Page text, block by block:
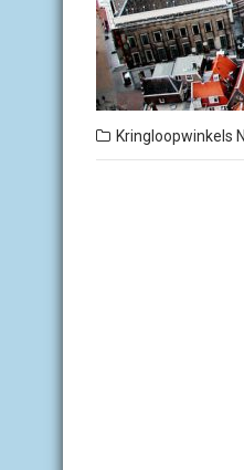
Kringloopwinkels